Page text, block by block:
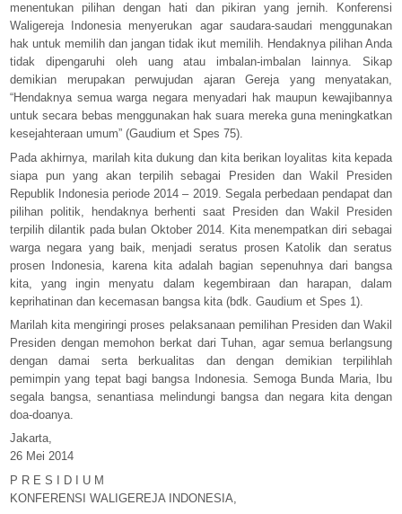
menentukan pilihan dengan hati dan pikiran yang jernih. Konferensi
Waligereja Indonesia menyerukan agar saudara-saudari menggunakan
hak untuk memilih dan jangan tidak ikut memilih. Hendaknya pilihan Anda
tidak dipengaruhi oleh uang atau imbalan-imbalan lainnya. Sikap
demikian merupakan perwujudan ajaran Gereja yang menyatakan,
“Hendaknya semua warga negara menyadari hak maupun kewajibannya
untuk secara bebas menggunakan hak suara mereka guna meningkatkan
kesejahteraan umum” (Gaudium et Spes 75).
Pada akhirnya, marilah kita dukung dan kita berikan loyalitas kita kepada
siapa pun yang akan terpilih sebagai Presiden dan Wakil Presiden
Republik Indonesia periode 2014 – 2019. Segala perbedaan pendapat dan
pilihan politik, hendaknya berhenti saat Presiden dan Wakil Presiden
terpilih dilantik pada bulan Oktober 2014. Kita menempatkan diri sebagai
warga negara yang baik, menjadi seratus prosen Katolik dan seratus
prosen Indonesia, karena kita adalah bagian sepenuhnya dari bangsa
kita, yang ingin menyatu dalam kegembiraan dan harapan, dalam
keprihatinan dan kecemasan bangsa kita (bdk. Gaudium et Spes 1).
Marilah kita mengiringi proses pelaksanaan pemilihan Presiden dan Wakil
Presiden dengan memohon berkat dari Tuhan, agar semua berlangsung
dengan damai serta berkualitas dan dengan demikian terpilihlah
pemimpin yang tepat bagi bangsa Indonesia. Semoga Bunda Maria, Ibu
segala bangsa, senantiasa melindungi bangsa dan negara kita dengan
doa-doanya.
Jakarta,
26 Mei 2014
P R E S I D I U M
KONFERENSI WALIGEREJA INDONESIA,